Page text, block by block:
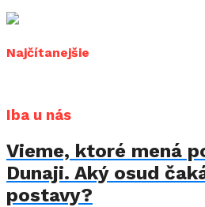
Najčítanejšie
Iba u nás
Vieme, ktoré mená
Dunaji. Aký osud
postavy?